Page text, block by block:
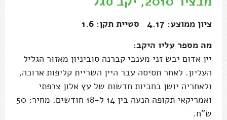
ציון ממוצע: 4.17 סטיית תקן: 1.6
מה מספר עליו היקב:
יין אדום יבש זני מענבי קברנה סוביניון מאזור הגליל
העליון. לאחר תסיסה עבר היין השריית קליפות ארוכה,
ולאחריה יושן בחביות חדשות של עץ אלון צרפתי
ואמריקאי תקופה הנעה בין 14 ל-18 חודשים. מחיר: 50
ש"ח.